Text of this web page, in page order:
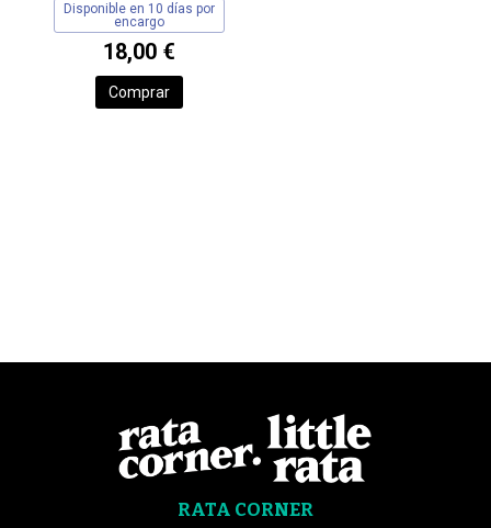
Disponible en 10 días por
encargo
18,00 €
Comprar
RATA CORNER